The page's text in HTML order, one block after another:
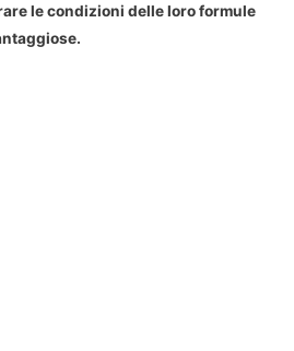
le condizioni delle loro formule